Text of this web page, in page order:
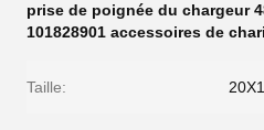
prise de poignée du chargeur
101828901 accessoires de
Taille: